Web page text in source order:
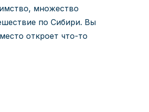
множество
по Сибири. Вы
откроет что-то